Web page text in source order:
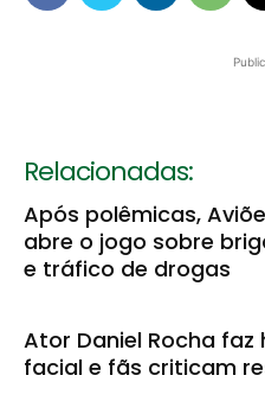
Relacionadas:
Após polêmicas,
abre o jogo sobre
e tráfico de drogas
Ator Daniel Rocha
facial e fãs criticam